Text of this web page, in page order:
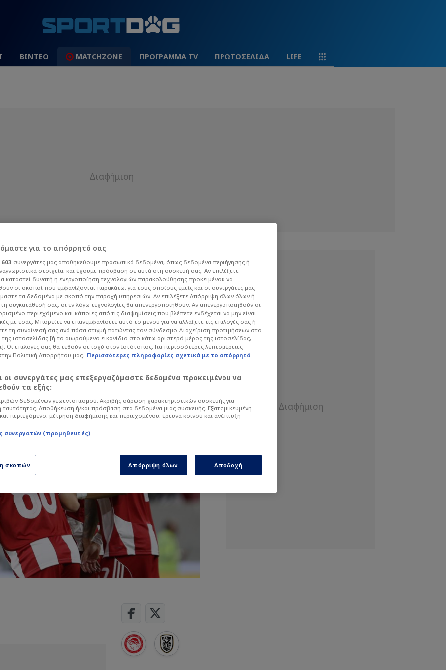
ΒΙΝΤΕΟ MATCHZONE ΠΡΟΓΡΑΜΜΑ TV ΠΡΩΤΟΣΕΛΙΔΑ LIFE
(10/1)
Life Media
(10/1): Πού θα δούμε Ατρόμητος-
για το απόρρητό σας
603 συνεργάτες μας αποθηκεύουμε προσωπικά δεδομένα, όπως δεδομένα περιήγησης ή
στοιχεία, και έχουμε πρόσβαση σε αυτά στη συσκευή σας. Αν επιλέξετε
καταστεί δυνατή η ενεργοποίηση τεχνολογιών παρακολούθησης προκειμένου να
οι σκοποί που εμφανίζονται παρακάτω, για τους οποίους εμείς και οι συνεργάτες μας
τα δεδομένα με σκοπό την παροχή υπηρεσιών. Αν επιλέξετε Απόρριψη όλων όλων ή
συγκατάθεσή σας, οι εν λόγω τεχνολογίες θα απενεργοποιηθούν. Αν απενεργοποιηθούν οι
περιεχόμενο και κάποιες από τις διαφημίσεις που βλέπετε ενδέχεται να μην είναι
με εσάς. Μπορείτε να επανεμφανίσετε αυτό το μενού για να αλλάξετε τις επιλογές σας ή
τη συναίνεσή σας ανά πάσα στιγμή πατώντας τον σύνδεσμο Διαχείριση προτιμήσεων στο
ιστοσελίδας [ή το αιωρούμενο εικονίδιο στο κάτω αριστερό μέρος της ιστοσελίδας,
Οι επιλογές σας θα τεθούν σε ισχύ στον Ιστότοπος. Για περισσότερες λεπτομέρειες
Πολιτική Απορρήτου μας. Περισσότερες πληροφορίες σχετικά με το απόρρητό
οι συνεργάτες μας επεξεργαζόμαστε δεδομένα προκειμένου να
τα εξής:
δεδομένων γεωεντοπισμού. Ακριβής σάρωση χαρακτηριστικών συσκευής για
ταυτότητας. Αποθήκευση ή/και πρόσβαση στα δεδομένα μιας συσκευής. Εξατομικευμένη
περιεχόμενο, μέτρηση διαφήμισης και περιεχομένου, έρευνα κοινού και ανάπτυξη
συνεργατών (προμηθευτές)
σκοπών Απόρριψη όλων Αποδοχή